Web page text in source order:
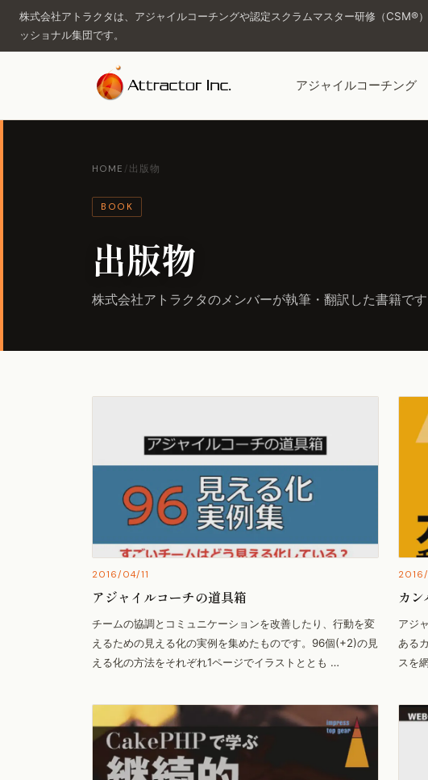
株式会社アトラクタは、アジャイルコーチングや認定スクラムマスター研修（CSM®）
ッショナル集団です。
アジャイルコーチング
HOME / 出版物
BOOK
出版物
株式会社アトラクタのメンバーが執筆・翻訳した書籍です
2016/04/11
アジャイルコーチの道具箱
チームの協調とコミュニケーションを改善したり、行動を変
えるための見える化の実例を集めたものです。96個(+2)の見
える化の方法をそれぞれ1ページでイラストととも …
カ
アジ
ある
スを